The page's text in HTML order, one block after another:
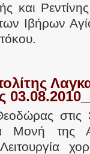
και
Ιβήρων
στις
Μονή της